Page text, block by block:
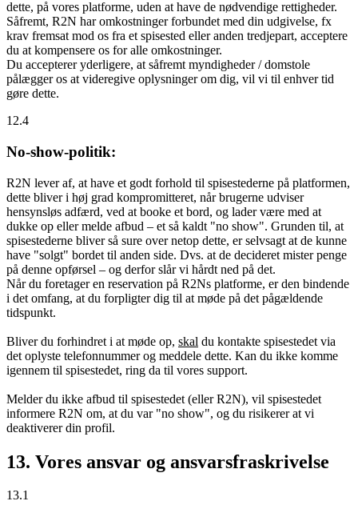
dette, på vores platforme, uden at have de nødvendige rettigheder.
Såfremt, R2N har omkostninger forbundet med din udgivelse, fx
krav fremsat mod os fra et spisested eller anden tredjepart, acceptere
du at kompensere os for alle omkostninger.
Du accepterer yderligere, at såfremt myndigheder / domstole
pålægger os at videregive oplysninger om dig, vil vi til enhver tid
gøre dette.
12.4
No-show-politik:
R2N lever af, at have et godt forhold til spisestederne på platformen,
dette bliver i høj grad kompromitteret, når brugerne udviser
hensynsløs adfærd, ved at booke et bord, og lader være med at
dukke op eller melde afbud – et så kaldt "no show". Grunden til, at
spisestederne bliver så sure over netop dette, er selvsagt at de kunne
have "solgt" bordet til anden side. Dvs. at de decideret mister penge
på denne opførsel – og derfor slår vi hårdt ned på det.
Når du foretager en reservation på R2Ns platforme, er den bindende
i det omfang, at du forpligter dig til at møde på det pågældende
tidspunkt.
Bliver du forhindret i at møde op, skal du kontakte spisestedet via
det oplyste telefonnummer og meddele dette. Kan du ikke komme
igennem til spisestedet, ring da til vores support.
Melder du ikke afbud til spisestedet (eller R2N), vil spisestedet
informere R2N om, at du var "no show", og du risikerer at vi
deaktiverer din profil.
13. Vores ansvar og ansvarsfraskrivelse
13.1